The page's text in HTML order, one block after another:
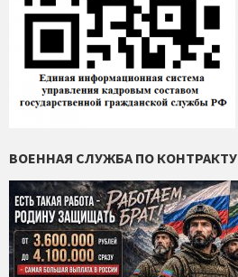
ВОЕННАЯ СЛУЖБА ПО КОНТРАКТУ